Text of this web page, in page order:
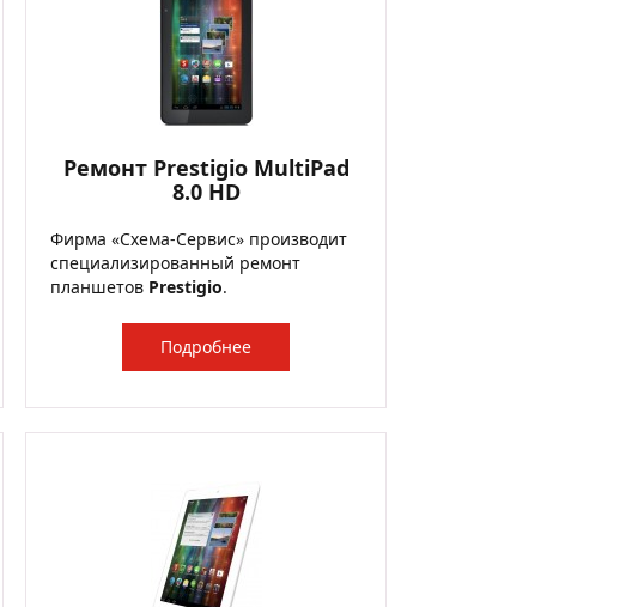
Ремонт Prestigio MultiPad
8.0 HD
Фирма «Схема-Сервис» производит
специализированный ремонт
планшетов Prestigio.
Подробнее